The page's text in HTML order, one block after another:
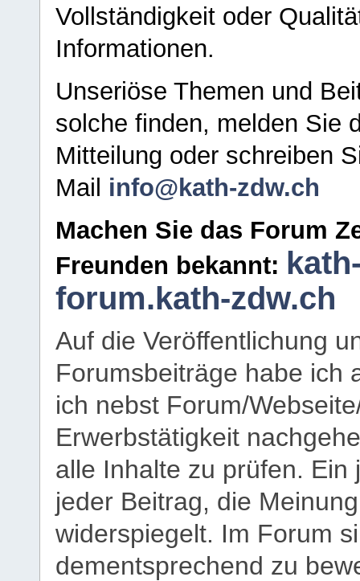
Vollständigkeit oder
Informationen.
Unseriöse Themen und
solche finden, melden Sie
Mitteilung oder schreiben
Mail info@kath-zdw.ch
Machen Sie das Forum
Freunden bekannt:
forum.kath-zdw.ch
Auf die Veröffentlichung
Forumsbeiträge habe ich
ich nebst Forum/
Erwerbstätigkeit
alle Inhalte zu prüfen.
jeder Beitrag, die
widerspiegelt. Im Forum
dementsprechend zu